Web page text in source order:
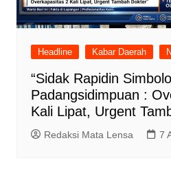
Headline Kabar Daerah
“Sidak Rapidin
Padangsidimpuan :
Kali Lipat, Urgent
Redaksi Mata Lensa 7